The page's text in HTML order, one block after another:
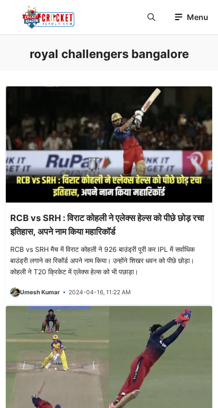
Menu
royal challengers bangalore
RCB vs SRH : विराट कोहली ने एलेक्स हेल्स को पीछे छोड़ रचा
इतिहास, अपने नाम किया महारिकॉर्ड
RCB vs SRH मैच में विराट कोहली ने 926 बाउंड्री पूरी कर IPL में सर्वाधिक
बाउंड्री लगाने का रिकॉर्ड अपने नाम किया। उन्होंने शिखर धवन को पीछे छोड़ा।
कोहली ने T20 क्रिकेट में एलेक्स हेल्स को भी पछाड़ा।
Umesh Kumar 2024-04-16, 11:22 AM